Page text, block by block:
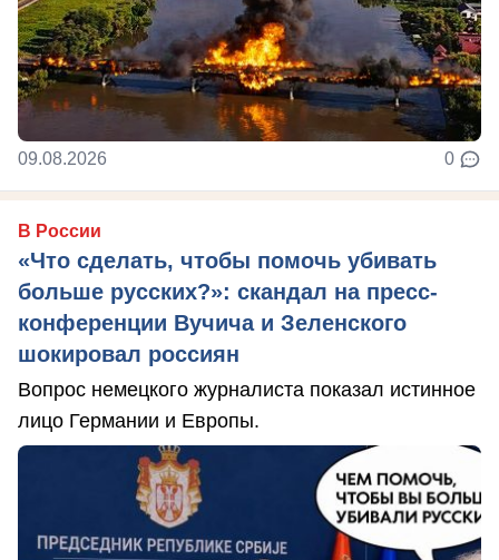
09.08.2026 0
В России
«Что сделать, чтобы помочь убивать
больше русских?»: скандал на пресс-
конференции Вучича и Зеленского
шокировал россиян
Вопрос немецкого журналиста показал истинное
лицо Германии и Европы.